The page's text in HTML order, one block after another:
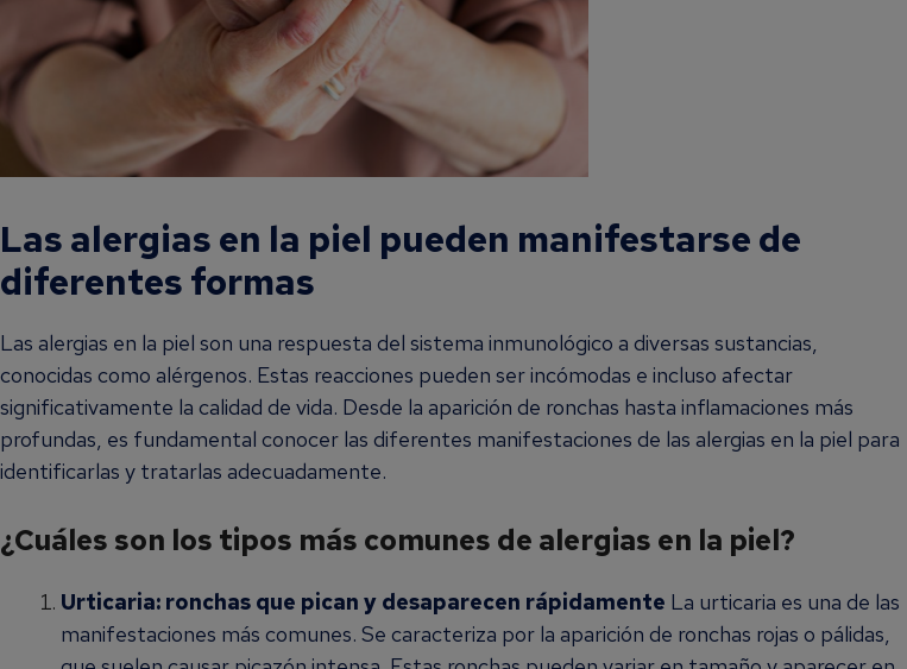
Las alergias en la piel pueden manifestarse de
diferentes formas
Las alergias en la piel son una respuesta del sistema inmunológico a diversas sustancias,
conocidas como alérgenos. Estas reacciones pueden ser incómodas e incluso afectar
significativamente la calidad de vida. Desde la aparición de ronchas hasta inflamaciones más
profundas, es fundamental conocer las diferentes manifestaciones de las alergias en la piel para
identificarlas y tratarlas adecuadamente.
¿Cuáles son los tipos más comunes de alergias en la piel?
Urticaria: ronchas que pican y desaparecen rápidamente La urticaria es una de las
manifestaciones más comunes. Se caracteriza por la aparición de ronchas rojas o pálidas,